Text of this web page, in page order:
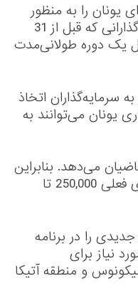
یونان را به منظور
تکمیل قراردادهای املاک خود تمدید کند. طبق اعلام مقامات جمهوری یونان سرمایه‌گذارانی که قبل از 31
مشمول یک دوره طولانی‌مدت
سرمایه‌گذاران اتخاذ
یونان می‌توانند به
اضافی به متقاضیان می‌دهد. بنابراین
افرادی که قراردادهای خود را تا تاریخ جدید تکمیل کنند، مشمول آستانه سرمایه‌گذاری فعلی 250,000 تا
با بحران مسکن، در سپتامبر سال 2024 تغییرات جدیدی را در برنامه
نیاز برای
و منطقه آتیکا
یورویی